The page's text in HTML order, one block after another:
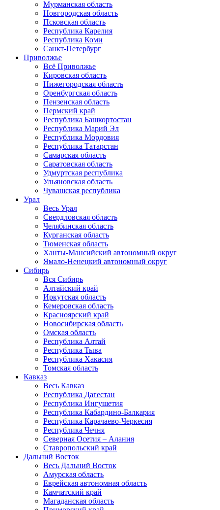
Мурманская область
Новгородская область
Псковская область
Республика Карелия
Республика Коми
Санкт-Петербург
Приволжье
Всё Приволжье
Кировская область
Нижегородская область
Оренбургская область
Пензенская область
Пермский край
Республика Башкортостан
Республика Марий Эл
Республика Мордовия
Республика Татарстан
Самарская область
Саратовская область
Удмуртская республика
Ульяновская область
Чувашская республика
Урал
Весь Урал
Свердловская область
Челябинская область
Курганская область
Тюменская область
Ханты-Мансийский автономный округ
Ямало-Ненецкий автономный округ
Сибирь
Вся Сибирь
Алтайский край
Иркутская область
Кемеровская область
Красноярский край
Новосибирская область
Омская область
Республика Алтай
Республика Тыва
Республика Хакасия
Томская область
Кавказ
Весь Кавказ
Республика Дагестан
Республика Ингушетия
Республика Кабардино-Балкария
Республика Карачаево-Черкесия
Республика Чечня
Северная Осетия – Алания
Ставропольский край
Дальний Восток
Весь Дальний Восток
Амурская область
Еврейская автономная область
Камчатский край
Магаданская область